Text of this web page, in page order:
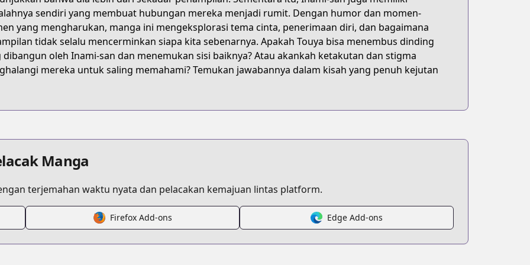
musume-wa-peropero-shitai
www.cdjapan.co.jp/product/NEOBK-2564081
sendiri yang membuat hubungan mereka menjadi rumit. Dengan humor dan momen-
yang mengharukan, manga ini mengeksplorasi tema cinta, penerimaan diri, dan bagaimana
tidak selalu mencerminkan siapa kita sebenarnya. Apakah Touya bisa menembus dinding
dibangun oleh Inami-san dan menemukan sisi baiknya? Atau akankah ketakutan dan stigma
mereka untuk saling memahami? Temukan jawabannya dalam kisah yang penuh kejutan
Manga
terjemahan waktu nyata dan pelacakan kemajuan lintas platform.
Firefox Add-ons Edge Add-ons